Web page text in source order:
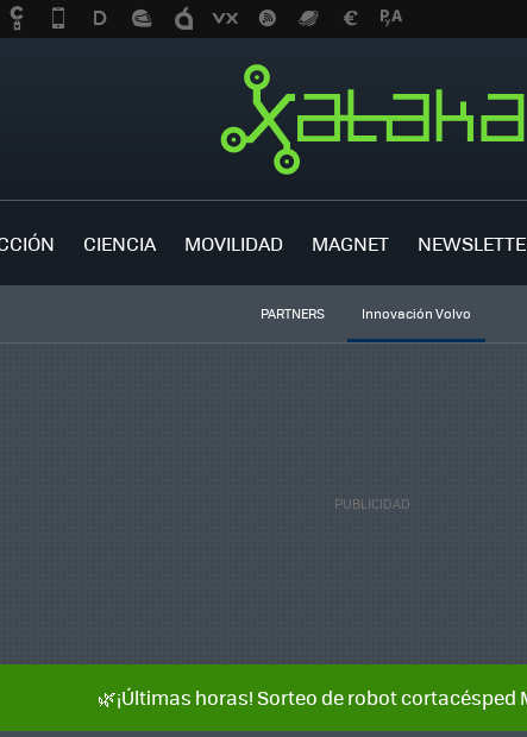
CIENCIA MOVILIDAD MAGNET
PARTNERS Innovación Volvo
🌿¡Últimas horas! Sorteo de robot cortacésped